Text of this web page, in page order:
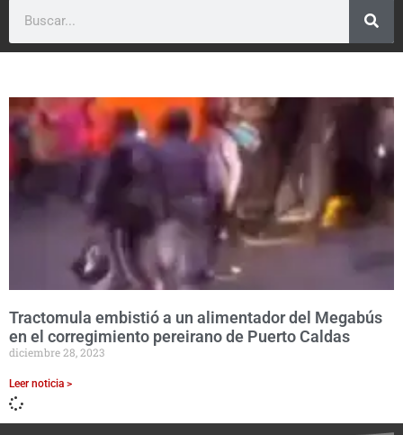
Tractomula embistió a un alimentador del Megabús
en el corregimiento pereirano de Puerto Caldas
diciembre 28, 2023
Leer noticia >